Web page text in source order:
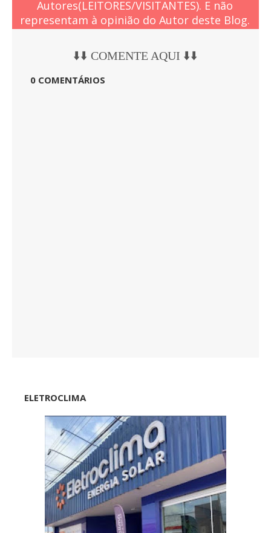
Autores(LEITORES/VISITANTES). E não
representam à opinião do Autor deste Blog.
⬇️⬇️ COMENTE AQUI ⬇️⬇️
0 COMENTÁRIOS
ELETROCLIMA